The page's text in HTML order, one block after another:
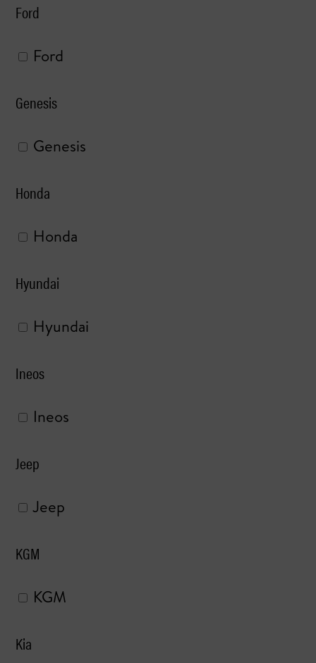
Ford
Ford
Genesis
Genesis
Honda
Honda
Hyundai
Hyundai
Ineos
Ineos
Jeep
Jeep
KGM
KGM
Kia